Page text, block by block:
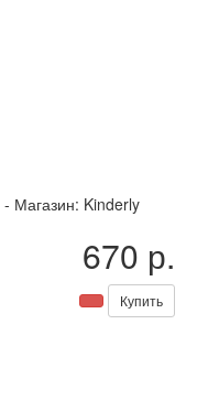
- Магазин: Kinderly
670 р.
Купить